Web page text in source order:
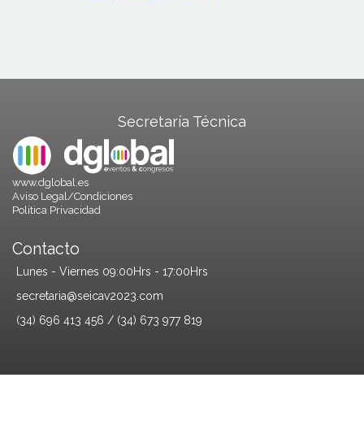
Secretaría Técnica
www.dglobal.es
Aviso Legal/Condiciones
Politica Privacidad
Contacto
Lunes - Viernes 09:00Hrs - 17:00Hrs
secretaria@seicav2023.com
(34) 696 413 456 / (34) 673 977 819